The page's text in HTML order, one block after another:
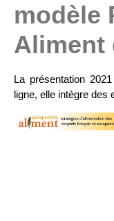
modèle
Aliment
La présentation
ligne, elle intègre des
Lecteur